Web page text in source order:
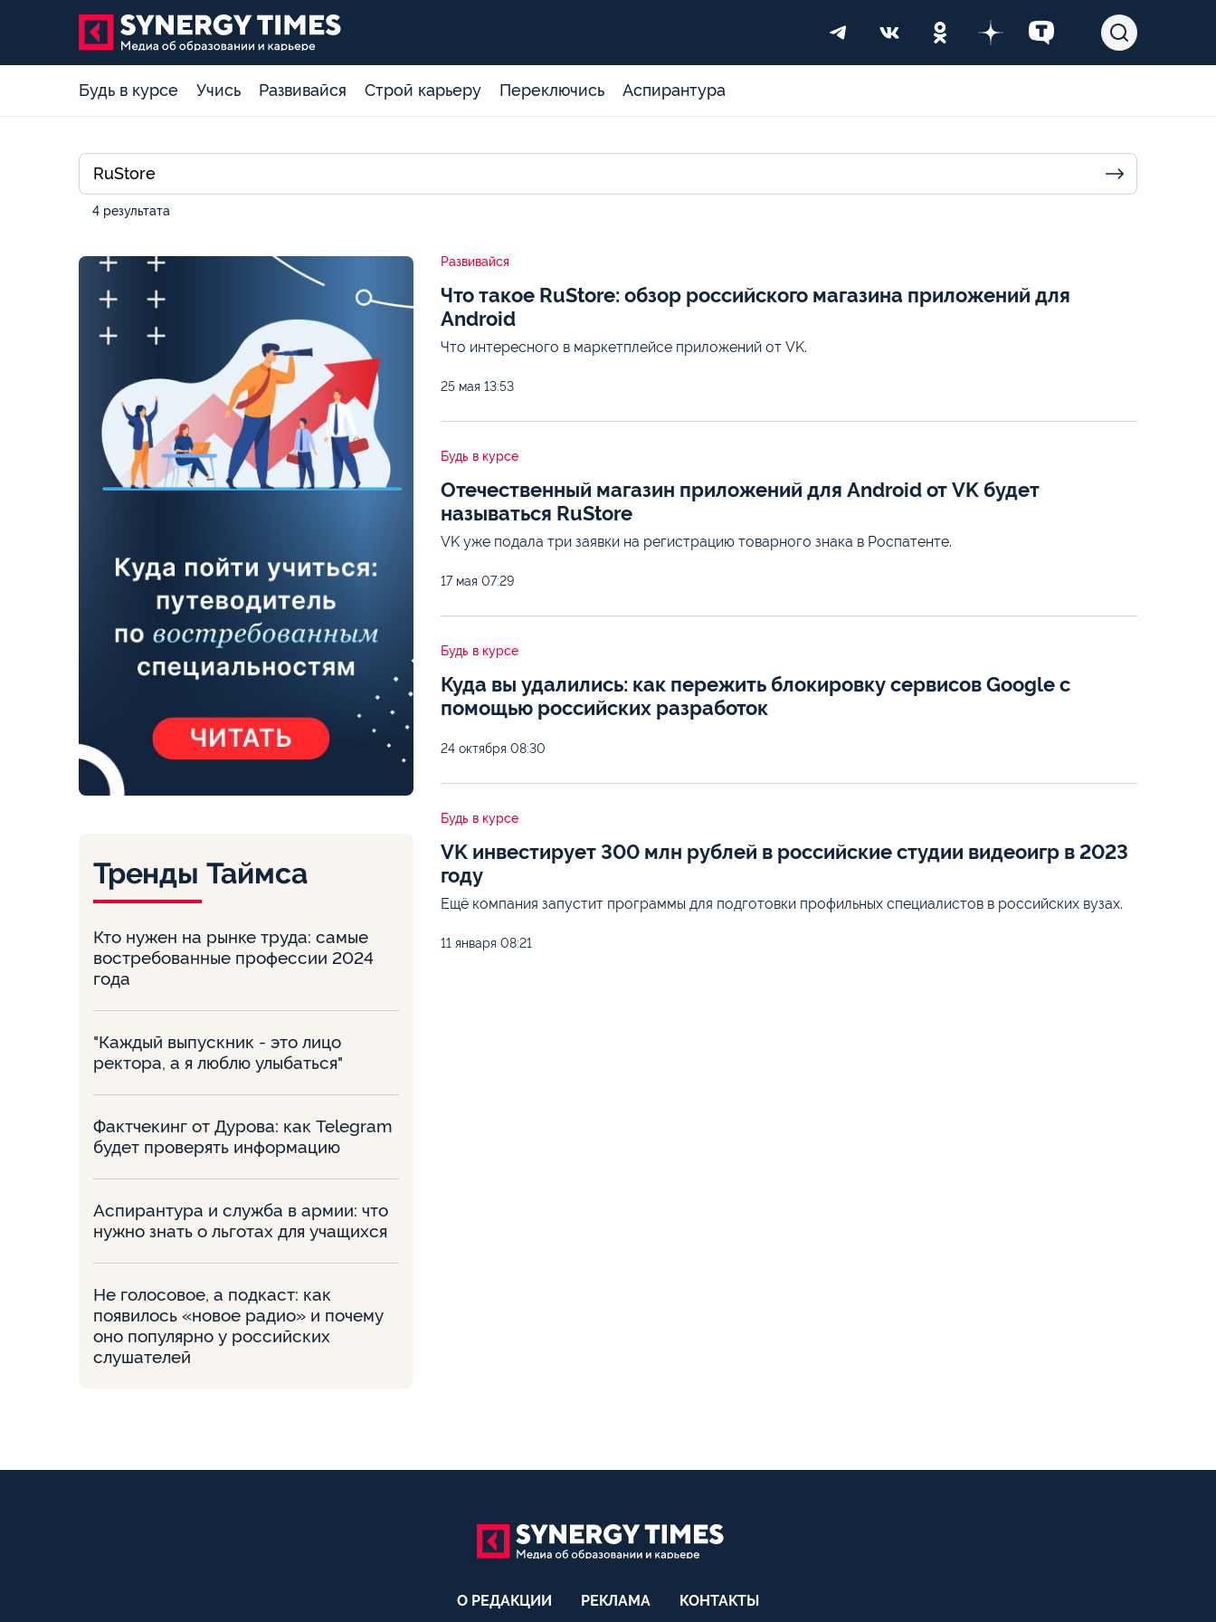
Будь в курсе Учись Развивайся Строй карьеру Переключись Аспирантура
4 результата
Тренды Таймса
Кто нужен на рынке труда: самые
востребованные профессии 2024
года
"Каждый выпускник - это лицо
ректора, а я люблю улыбаться"
Фактчекинг от Дурова: как Telegram
будет проверять информацию
Аспирантура и служба в армии: что
нужно знать о льготах для учащихся
Не голосовое, а подкаст: как
появилось «новое радио» и почему
оно популярно у российских
слушателей
Развивайся
Что такое RuStore: обзор российского магазина приложений для
Android
Что интересного в маркетплейсе приложений от VK.
25 мая 13:53
Будь в курсе
Отечественный магазин приложений для Android от VK будет
называться RuStore
VK уже подала три заявки на регистрацию товарного знака в Роспатенте.
17 мая 07:29
Будь в курсе
Куда вы удалились: как пережить блокировку сервисов Google с
помощью российских разработок
24 октября 08:30
Будь в курсе
VK инвестирует 300 млн рублей в российские студии видеоигр в 2023
году
Ещё компания запустит программы для подготовки профильных специалистов в российских вузах.
11 января 08:21
О РЕДАКЦИИ РЕКЛАМА КОНТАКТЫ